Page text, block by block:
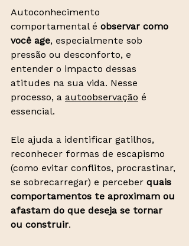
Autoconhecimento
comportamental é observar como
você age, especialmente sob
pressão ou desconforto, e
entender o impacto dessas
atitudes na sua vida. Nesse
processo, a autoobservação é
essencial.
Ele ajuda a identificar gatilhos,
reconhecer formas de escapismo
(como evitar conflitos, procrastinar,
se sobrecarregar) e perceber quais
comportamentos te aproximam ou
afastam do que deseja se tornar
ou construir.